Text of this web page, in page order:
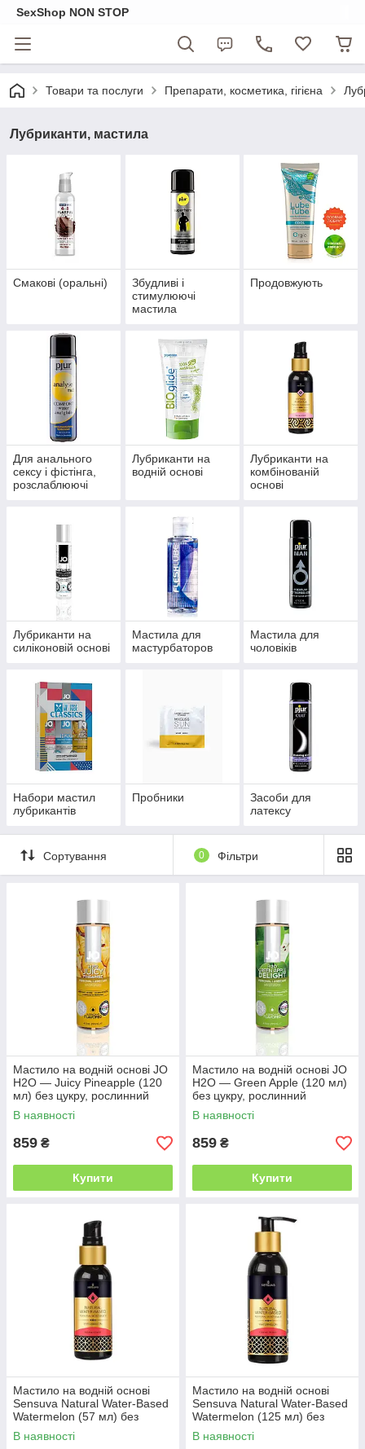
SexShop NON STOP
Товари та послуги Препарати, косметика, гігієна
Лубриканти, мастила
Смакові (оральні)
Збудливі і
стимулюючі
мастила
Продовжують
Для анального
сексу і фістінга,
розслаблюючі
Лубриканти на
водній основі
Лубриканти на
комбінованій
основі
Лубриканти на
силіконовій основі
Мастила для
мастурбаторов
Мастила для
чоловіків
Набори мастил
лубрикантів
Пробники
Засоби для
латексу
Сортування 0 Фільтри
Мастило на водній основі JO
H2O — Juicy Pineapple (120
мл) без цукру, рослинний
гліцерин
В наявності
859 ₴
Купити
Мастило на водній основі JO
H2O — Green Apple (120 мл)
без цукру, рослинний
гліцерин
В наявності
859 ₴
Купити
Мастило на водній основі
Sensuva Natural Water-Based
Watermelon (57 мл) без
гліцерину та парабенів
В наявності
Мастило на водній основі
Sensuva Natural Water-Based
Watermelon (125 мл) без
гліцерину та парабенів
В наявності